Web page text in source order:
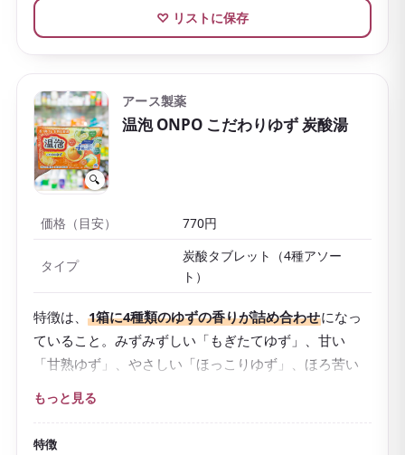
香りや成分の違うシリーズが豊富で、その日の気分で
選べるのも魅力です。
♡ リストに保存
🔍
アース製薬
温泡 ONPO こだわりゆず 炭酸湯
価格（目安） 770円
タイプ
炭酸タブレット（4種アソー
ト）
特徴は、 1箱に4種類のゆずの香りが詰め合わせになっ
ていること。みずみずしい「もぎたてゆず」、甘い
「甘熟ゆず」、やさしい「ほっこりゆず」、ほろ苦い
香料には徳島県産の「木頭ゆず」から抽出したオイル
を使った、本格的なゆずの香りが楽しめます。炭酸ガ
もっと見る
特徴